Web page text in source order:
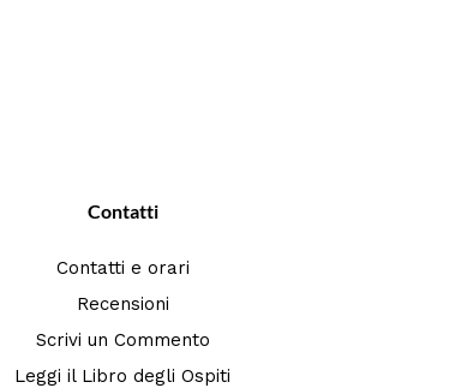
Contatti
Contatti e orari
Recensioni
Scrivi un Commento
Leggi il Libro degli Ospiti